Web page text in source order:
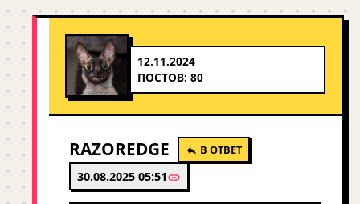
12.11.2024
ПОСТОВ: 80
RAZOREDGE В ОТВЕТ
30.08.2025 05:51